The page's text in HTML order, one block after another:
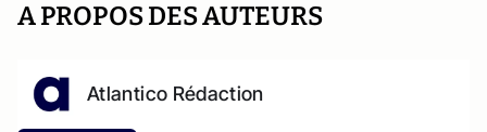
A PROPOS DES AUTEURS
Atlantico Rédaction